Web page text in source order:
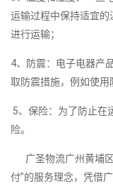
运输过程中保持适宜
进行运输；
4、防震：电子电器产
取防震措施，例如使用
5、保险：为了防止在
险。
广圣物流广州黄埔区
付”的服务理念，凭借